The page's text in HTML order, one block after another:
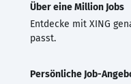
Über eine Million Jobs
Entdecke mit XING
passt.
Persönliche Job-